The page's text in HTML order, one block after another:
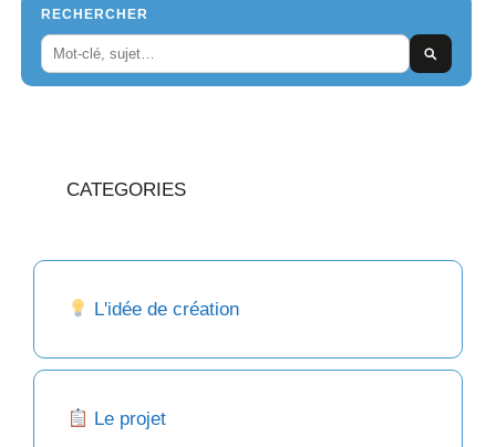
RECHERCHER
CATEGORIES
L'idée de création
Le projet